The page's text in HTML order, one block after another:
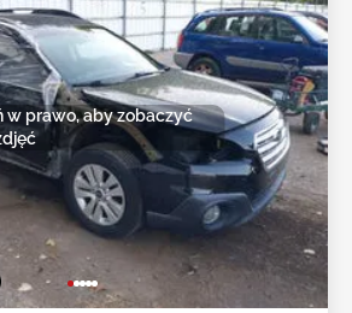
w prawo, aby zobaczyć